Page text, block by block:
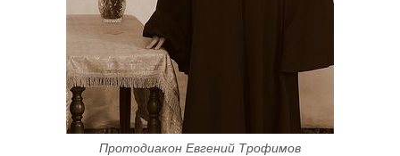
Протодиакон Евгений Трофимов